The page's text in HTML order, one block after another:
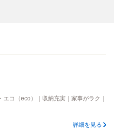
コ（eco）｜収納充実｜家事がラク｜
詳細を見る